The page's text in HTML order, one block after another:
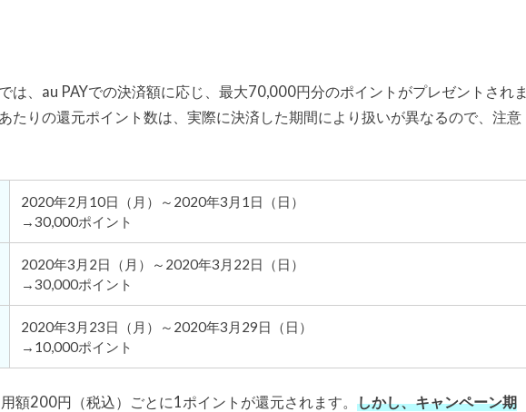
は、au PAYでの決済額に応じ、最大70,000円分のポイントがプレゼントされま
たりの還元ポイント数は、実際に決済した期間により扱いが異なるので、注意
2020年2月10日（月）～2020年3月1日（日）
→30,000ポイント
2020年3月2日（月）～2020年3月22日（日）
→30,000ポイント
2020年3月23日（月）～2020年3月29日（日）
→10,000ポイント
額200円（税込）ごとに1ポイントが還元されます。 しかし、キャンペーン期